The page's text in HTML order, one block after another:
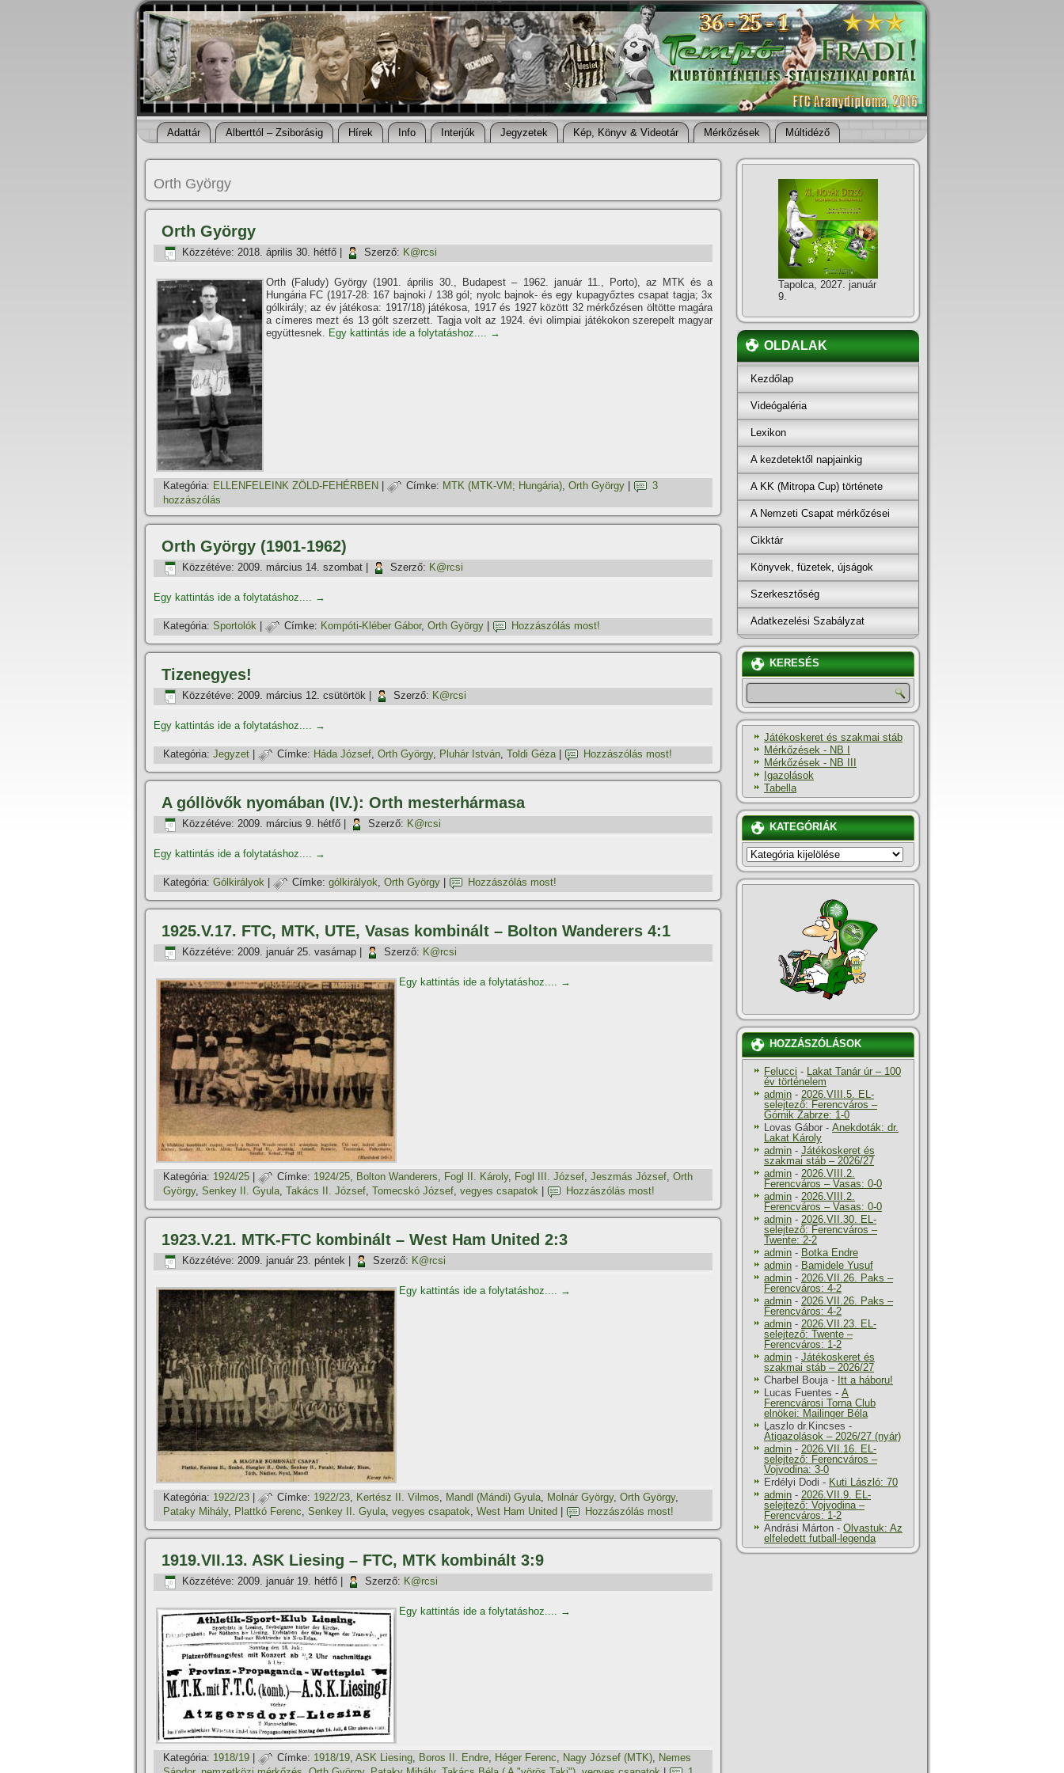
Adattár Alberttól – Zsiborásig Hí­rek Info Interjúk Jegyzetek Kép, Könyv & Videotár Mérkőzések Múltidéző
Orth György
Orth György
Közzétéve: 2018. április 30. hétfő Szerző: K@rcsi
Orth (Faludy) György (1901. április 30., Budapest – 1962. január 11., Porto), az MTK és a
Hungária FC (1917-28: 167 bajnoki / 138 gól; nyolc bajnok- és egy kupagyőztes csapat tagja; 3x
gólkirály; az év játékosa: 1917/18) játékosa, 1917 és 1927 között 32 mérkőzésen öltötte magára
a cí­meres mezt és 13 gólt szerzett. Tagja volt az 1924. évi olimpiai játékokon szerepelt magyar
együttesnek. Egy kattintás ide a folytatáshoz.... →
Kategória: ELLENFELEINK ZÖLD-FEHÉRBEN Címke: MTK (MTK-VM; Hungária), Orth György
3
hozzászólás
Orth György (1901-1962)
Közzétéve: 2009. március 14. szombat Szerző: K@rcsi
Egy kattintás ide a folytatáshoz.... →
Kategória: Sportolók Címke: Kompóti-Kléber Gábor, Orth György Hozzászólás most!
Tizenegyes!
Közzétéve: 2009. március 12. csütörtök Szerző: K@rcsi
Egy kattintás ide a folytatáshoz.... →
Kategória: Jegyzet Címke: Háda József, Orth György, Pluhár István, Toldi Géza| Hozzászólás most!
A góllövők nyomában (IV.): Orth mesterhármasa
Közzétéve: 2009. március 9. hétfő Szerző: K@rcsi
Egy kattintás ide a folytatáshoz.... →
Kategória: Gólkirályok Címke: gólkirályok, Orth György Hozzászólás most!
1925.V.17. FTC, MTK, UTE, Vasas kombinált – Bolton Wanderers 4:1
Közzétéve: 2009. január 25. vasárnap Szerző: K@rcsi
Egy kattintás ide a folytatáshoz.... →
Kategória: 1924/25 Címke: 1924/25, Bolton Wanderers, Fogl II. Károly, Fogl III. József, Jeszmás József, Orth
György, Senkey II. Gyula, Takács II. József, Tomecskó József, vegyes csapatok Hozzászólás most!
1923.V.21. MTK-FTC kombinált – West Ham United 2:3
Közzétéve: 2009. január 23. péntek Szerző: K@rcsi
Egy kattintás ide a folytatáshoz.... →
Kategória: 1922/23 Címke: 1922/23, Kertész II. Vilmos, Mandl (Mándi) Gyula, Molnár György, Orth György,
Pataky Mihály, Plattkó Ferenc, Senkey II. Gyula, vegyes csapatok, West Ham United Hozzászólás most!
1919.VII.13. ASK Liesing – FTC, MTK kombinált 3:9
Közzétéve: 2009. január 19. hétfő Szerző: K@rcsi
Egy kattintás ide a folytatáshoz.... →
Kategória: 1918/19 Címke: 1918/19, ASK Liesing, Boros II. Endre, Héger Ferenc, Nagy József (MTK), Nemes
Tapolca, 2027. január
9.
OLDALAK
Kezdőlap
Videógaléria
Lexikon
A kezdetektől napjainkig
A KK (Mitropa Cup) története
A Nemzeti Csapat mérkőzései
Cikktár
Könyvek, füzetek, újságok
Szerkesztőség
Adatkezelési Szabályzat
KERESÉS
Játékoskeret és szakmai stáb
Mérkőzések - NB I
Mérkőzések - NB III
Igazolások
Tabella
KATEGÓRIÁK
KATEGÓRIÁK
HOZZÁSZÓLÁSOK
Felucci - Lakat Tanár úr – 100
év történelem
admin - 2026.VIII.5. EL-
selejtező: Ferencváros –
Górnik Zabrze: 1-0
Lovas Gábor - Anekdoták: dr.
Lakat Károly
admin - Játékoskeret és
szakmai stáb – 2026/27
admin - 2026.VIII.2.
Ferencváros – Vasas: 0-0
admin - 2026.VIII.2.
Ferencváros – Vasas: 0-0
admin - 2026.VII.30. EL-
selejtező: Ferencváros –
Twente: 2-2
admin - Botka Endre
admin - Bamidele Yusuf
admin - 2026.VII.26. Paks –
Ferencváros: 4-2
admin - 2026.VII.26. Paks –
Ferencváros: 4-2
admin - 2026.VII.23. EL-
selejtező: Twente –
Ferencváros: 1-2
admin - Játékoskeret és
szakmai stáb – 2026/27
Charbel Bouja- Itt a háboru!
Lucas Fuentes - A
Ferencvárosi Torna Club
elnökei: Mailinger Béla
Laszlo dr.Kincses -
Átigazolások – 2026/27 (nyár)
admin - 2026.VII.16. EL-
selejtező: Ferencváros –
Vojvodina: 3-0
Erdélyi Dodi - Kuti László: 70
admin - 2026.VII.9. EL-
selejtező: Vojvodina –
Ferencváros: 1-2
Andrási Márton - Olvastuk: Az
elfeledett futball-legenda